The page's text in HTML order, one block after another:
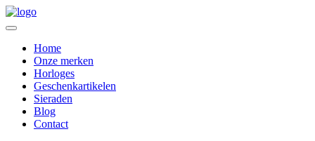
Home
Onze merken
Horloges
Geschenkartikelen
Sieraden
Blog
Contact